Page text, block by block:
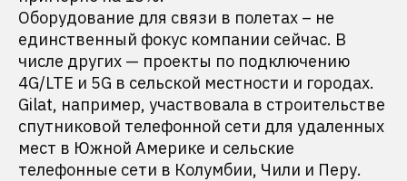
Оборудование для связи в полетах – не
единственный фокус компании сейчас. В
числе других — проекты по подключению
4G/LTE и 5G в сельской местности и городах.
Gilat, например, участвовала в строительстве
спутниковой телефонной сети для удаленных
мест в Южной Америке и сельские
телефонные сети в Колумбии, Чили и Перу.